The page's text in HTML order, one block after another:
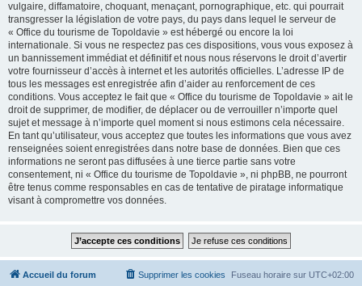
vulgaire, diffamatoire, choquant, menaçant, pornographique, etc. qui pourrait
transgresser la législation de votre pays, du pays dans lequel le serveur de
« Office du tourisme de Topoldavie » est hébergé ou encore la loi
internationale. Si vous ne respectez pas ces dispositions, vous vous exposez à
un bannissement immédiat et définitif et nous nous réservons le droit d’avertir
votre fournisseur d’accès à internet et les autorités officielles. L’adresse IP de
tous les messages est enregistrée afin d’aider au renforcement de ces
conditions. Vous acceptez le fait que « Office du tourisme de Topoldavie » ait le
droit de supprimer, de modifier, de déplacer ou de verrouiller n’importe quel
sujet et message à n’importe quel moment si nous estimons cela nécessaire.
En tant qu’utilisateur, vous acceptez que toutes les informations que vous avez
renseignées soient enregistrées dans notre base de données. Bien que ces
informations ne seront pas diffusées à une tierce partie sans votre
consentement, ni « Office du tourisme de Topoldavie », ni phpBB, ne pourront
être tenus comme responsables en cas de tentative de piratage informatique
visant à compromettre vos données.
Accueil du forum Fuseau horaire sur UTC+02:00
Supprimer les cookies